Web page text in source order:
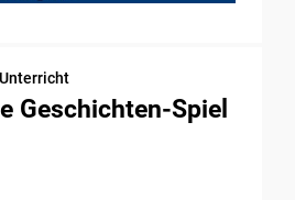
Geschichten-Spiel